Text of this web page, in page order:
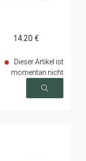
14.20 €
Dieser Artikel ist
momentan nicht
verfügbar